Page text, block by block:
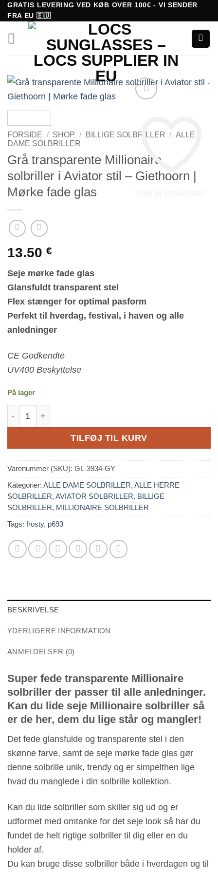
Fortsæt
til
indhold
GRATIS LEVERING VED KØB OVER 100€ - VI SENDER
FRA EU 🇪🇺
FORSIDE / SHOP / BILLIGE SOLBRILLER / ALLE
DAME SOLBRILLER
Grå transparente Millionaire
solbriller i Aviator stil – Giethoorn |
Mørke fade glas
13.50 €
Seje mørke fade glas
Glansfuldt transparent stel
Flex stænger for optimal pasform
Perfekt til hverdag, festival, i haven og alle
anledninger
CE Godkendte
UV400 Beskyttelse
På lager
TILFØJ TIL KURV
Varenummer (SKU): GL-3934-GY
Kategorier: ALLE DAME SOLBRILLER, ALLE HERRE
SOLBRILLER, AVIATOR SOLBRILLER, BILLIGE
SOLBRILLER, MILLIONAIRE SOLBRILLER
Tags: frosty, p693
BESKRIVELSE
YDERLIGERE INFORMATION
ANMELDELSER (0)
Super fede transparente Millionaire
solbriller der passer til alle anledninger.
Kan du lide seje Millionaire solbriller så
er de her, dem du lige står og mangler!
Det fede glansfulde og transparente stel i den
skønne farve, samt de seje mørke fade glas gør
denne solbrille unik, trendy og er simpelthen lige
hvad du manglede i din solbrille kollektion.
Kan du lide solbriller som skiller sig ud og er
udformet med omtanke for det seje look så har du
fundet de helt rigtige solbriller til dig eller en du
holder af.
Du kan bruge disse solbriller både i hverdagen og til